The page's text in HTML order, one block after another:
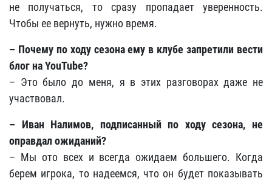
не получаться, то сразу пропадает уверенность.
Чтобы ее вернуть, нужно время.
– Почему по ходу сезона ему в клубе запретили вести
блог на YouTube?
– Это было до меня, я в этих разговорах даже не
участвовал.
– Иван Налимов, подписанный по ходу сезона, не
оправдал ожиданий?
– Мы ото всех и всегда ожидаем большего. Когда
берем игрока, то надеемся, что он будет показывать